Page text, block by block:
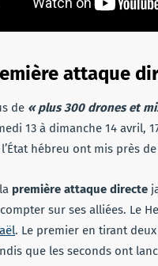
attaque
de « plus 300 drones et
13 à dimanche 14 avril,
l’État hébreu ont mis près
première attaque directe
compter sur ses alliées. Le
. Le premier en tirant
que les seconds ont